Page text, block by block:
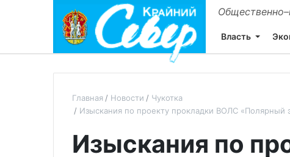
Власть
Главная Новости
Чукотка
Изыскания по проекту прокладки ВОЛС «Полярный
Изыскания по